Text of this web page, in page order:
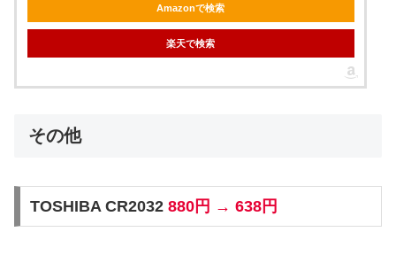
Amazonで検索
楽天で検索
その他
TOSHIBA CR2032 880円 → 638円